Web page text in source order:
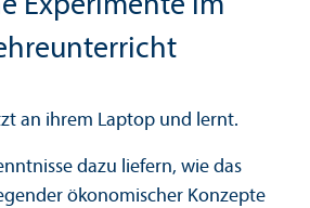
Experimente im
dazu liefern, wie das
ökonomischer Konzepte